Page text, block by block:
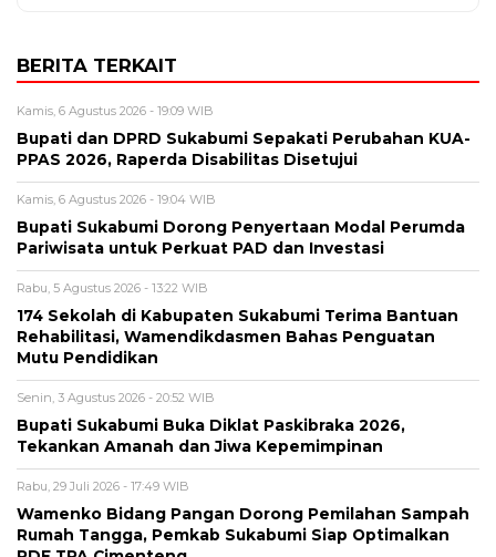
BERITA TERKAIT
Kamis, 6 Agustus 2026 - 19:09 WIB
Bupati dan DPRD Sukabumi Sepakati Perubahan KUA-
PPAS 2026, Raperda Disabilitas Disetujui
Kamis, 6 Agustus 2026 - 19:04 WIB
Bupati Sukabumi Dorong Penyertaan Modal Perumda
Pariwisata untuk Perkuat PAD dan Investasi
Rabu, 5 Agustus 2026 - 13:22 WIB
174 Sekolah di Kabupaten Sukabumi Terima Bantuan
Rehabilitasi, Wamendikdasmen Bahas Penguatan
Mutu Pendidikan
Senin, 3 Agustus 2026 - 20:52 WIB
Bupati Sukabumi Buka Diklat Paskibraka 2026,
Tekankan Amanah dan Jiwa Kepemimpinan
Rabu, 29 Juli 2026 - 17:49 WIB
Wamenko Bidang Pangan Dorong Pemilahan Sampah
Rumah Tangga, Pemkab Sukabumi Siap Optimalkan